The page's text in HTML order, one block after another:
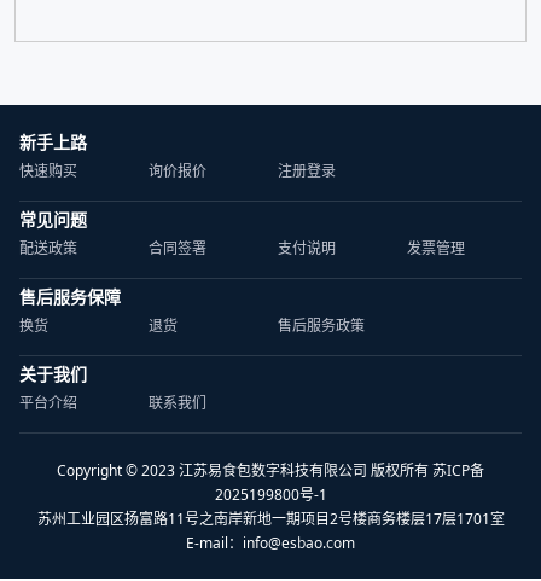
新手上路
快速购买 询价报价 注册登录
常见问题
配送政策 合同签署 支付说明 发票管理
售后服务保障
换货 退货 售后服务政策
关于我们
平台介绍 联系我们
Copyright © 2023 江苏易食包数字科技有限公司 版权所有 苏ICP备
2025199800号-1
苏州工业园区扬富路11号之南岸新地一期项目2号楼商务楼层17层1701室
E-mail： info@esbao.com